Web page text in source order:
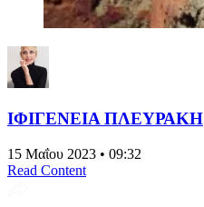
ΙΦΙΓΕΝΕΙΑ ΠΛΕΥΡΑΚΗ
15 Μαΐου 2023 • 09:32
Read Content